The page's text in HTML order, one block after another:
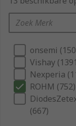
onsemi
Vishay
Nexperia
ROHM (752)
(667)